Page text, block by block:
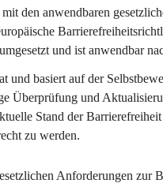
den anwendbaren
und ist anwendbar
und basiert auf der
Überprüfung und
Stand der Barrierefreiheit
zu werden.
Anforderungen zur